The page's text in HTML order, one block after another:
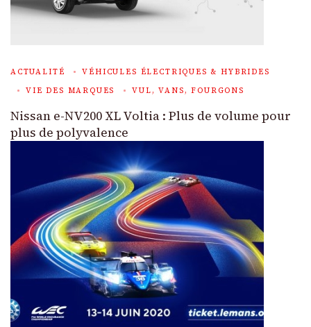
ACTUALITÉ
VÉHICULES ÉLECTRIQUES & HYBRIDES
VIE DES MARQUES
VUL, VANS, FOURGONS
Nissan e-NV200 XL Voltia : Plus de volume pour
plus de polyvalence